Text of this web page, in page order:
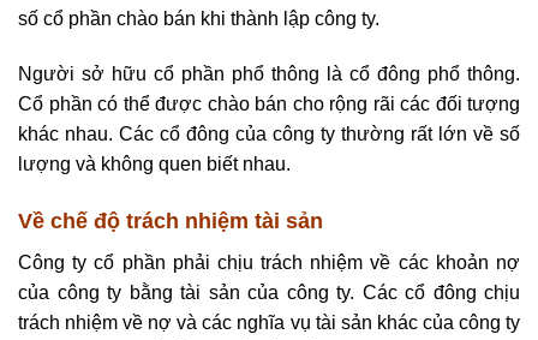
số cổ phần chào bán khi thành lập công ty.
Người sở hữu cổ phần phổ thông là cổ đông phổ thông.
Cổ phần có thể được chào bán cho rộng rãi các đối tượng
khác nhau. Các cổ đông của công ty thường rất lớn về số
lượng và không quen biết nhau.
Về chế độ trách nhiệm tài sản
Công ty cổ phần phải chịu trách nhiệm về các khoản nợ
của công ty bằng tài sản của công ty. Các cổ đông chịu
trách nhiệm về nợ và các nghĩa vụ tài sản khác của công ty